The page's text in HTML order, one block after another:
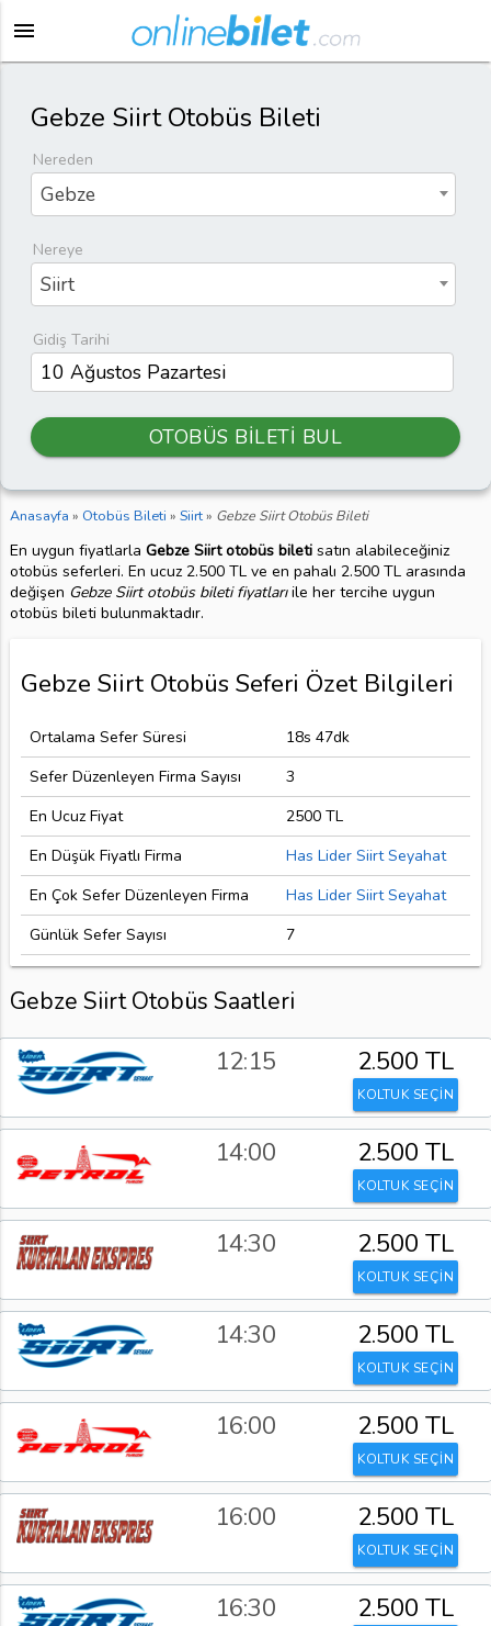
menu
Gebze Siirt Otobüs Bileti
Nereden
Gebze
Nereye
Siirt
Gidiş Tarihi
OTOBÜS BİLETİ BUL
Anasayfa » Otobüs Bileti » Siirt» Gebze Siirt Otobüs Bileti
En uygun fiyatlarla Gebze Siirt otobüs biletisatın alabileceğiniz
otobüs seferleri. En ucuz 2.500 TL ve en pahalı 2.500 TL arasında
değişen Gebze Siirt otobüs bileti fiyatlarıile her tercihe uygun
otobüs bileti bulunmaktadır.
Gebze Siirt Otobüs Seferi Özet Bilgileri
Ortalama Sefer Süresi
18s 47dk
Sefer Düzenleyen Firma Sayısı
3
En Ucuz Fiyat
2500 TL
En Düşük Fiyatlı Firma
Has Lider Siirt Seyahat
En Çok Sefer Düzenleyen Firma
Has Lider Siirt Seyahat
Günlük Sefer Sayısı
7
Gebze Siirt Otobüs Saatleri
12:15 2.500 TL
KOLTUK SEÇİN
14:00 2.500 TL
KOLTUK SEÇİN
14:30 2.500 TL
KOLTUK SEÇİN
14:30 2.500 TL
KOLTUK SEÇİN
16:00 2.500 TL
KOLTUK SEÇİN
16:00 2.500 TL
KOLTUK SEÇİN
16:30 2.500 TL